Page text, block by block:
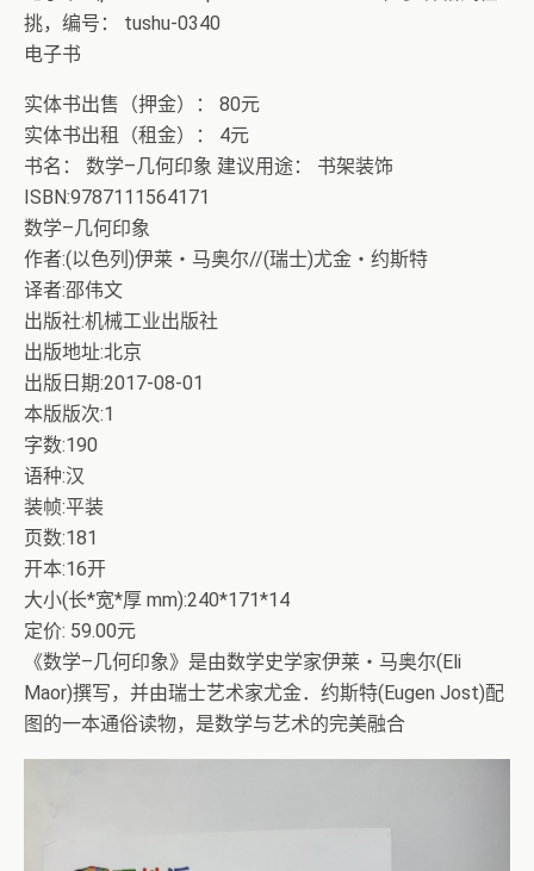
挑，编号： tushu-0340
电子书
实体书出售（押金）： 80元
实体书出租（租金）： 4元
书名： 数学–几何印象 建议用途： 书架装饰
ISBN:9787111564171
数学–几何印象
作者:(以色列)伊莱・马奥尔//(瑞士)尤金・约斯特
译者:邵伟文
出版社:机械工业出版社
出版地址:北京
出版日期:2017-08-01
本版版次:1
字数:190
语种:汉
装帧:平装
页数:181
开本:16开
大小(长*宽*厚 mm):240*171*14
定价: 59.00元
《数学–几何印象》是由数学史学家伊莱・马奥尔(Eli
Maor)撰写，并由瑞士艺术家尤金．约斯特(Eugen Jost)配
图的一本通俗读物，是数学与艺术的完美融合